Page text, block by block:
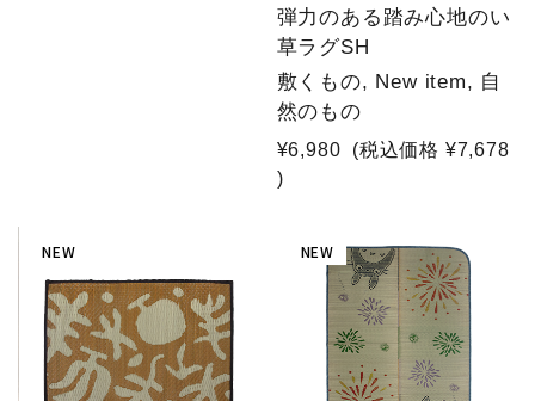
弾力のある踏み心地のい
草ラグSH
敷くもの, New item, 自
然のもの
¥6,980 (税込価格 ¥7,678
)
NEW NEW